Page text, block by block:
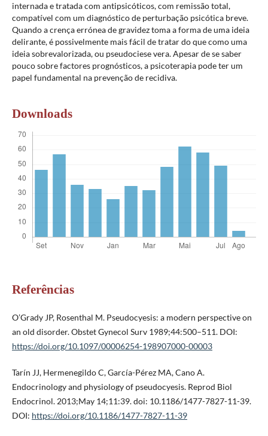
internada e tratada com antipsicóticos, com remissão total,
compatível com um diagnóstico de perturbação psicótica breve.
Quando a crença errónea de gravidez toma a forma de uma ideia
delirante, é possivelmente mais fácil de tratar do que como uma
ideia sobrevalorizada, ou pseudociese vera. Apesar de se saber
pouco sobre factores prognósticos, a psicoterapia pode ter um
papel fundamental na prevenção de recidiva.
Downloads
Referências
O’Grady JP, Rosenthal M. Pseudocyesis: a modern perspective on
an old disorder. Obstet Gynecol Surv 1989;44:500–511. DOI:
https://doi.org/10.1097/00006254-198907000-00003
Tarín JJ, Hermenegildo C, García-Pérez MA, Cano A.
Endocrinology and physiology of pseudocyesis. Reprod Biol
Endocrinol. 2013;May 14;11:39. doi: 10.1186/1477-7827-11-39.
DOI: https://doi.org/10.1186/1477-7827-11-39